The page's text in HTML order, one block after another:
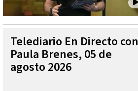
Telediario En Directo con
Paula Brenes, 05 de
agosto 2026